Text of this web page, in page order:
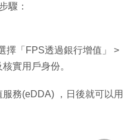
驟：
擇「FPS透過銀行增值」 >
實用戶身份。
務(eDDA) ，日後就可以用